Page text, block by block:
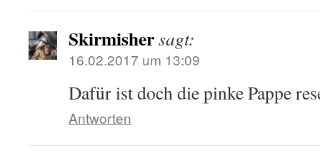
Skirmishersagt:
16.02.2017 um 13:09
Dafür ist doch die pinke Pappe
Antworten